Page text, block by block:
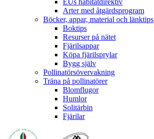
Arter med åtgärdsprogram
Böcker, appar, material och länktips
Boktips
Resurser på nätet
Fjärilsappar
Köpa fjärilsprylar
Bygg själv
Pollinatörsövervakning
Träna på pollinatörer
Blomflugor
Humlor
Solitärbin
Fjärilar